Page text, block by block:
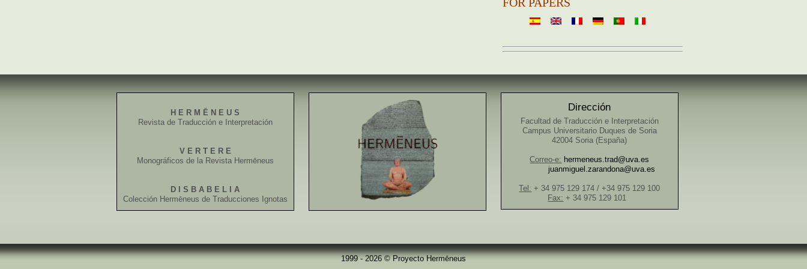
FOR PAPERS
H E R M Ē N E U S
Revista de Traducción e Interpretación
V E R T E R E
Monográficos de la Revista Hermēneus
D I S B A B E L I A
Colección Hermēneus de Traducciones Ignotas
Dirección
Facultad de Traducción e Interpretación
Campus Universitario Duques de Soria
42004 Soria (España)
Correo-e: hermeneus.trad@uva.es
juanmiguel.zarandona@uva.es
Tel: + 34 975 129 174 / +34 975 129 100
Fax: + 34 975 129 101
1999 - 2026 © Proyecto Hermēneus